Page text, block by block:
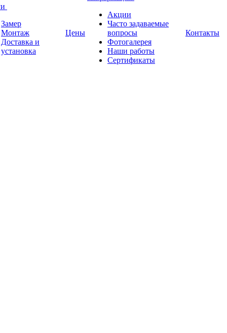
Замер
Монтаж
Доставка и
установка
Цены
Акции
Часто задаваемые
вопросы
Фотогалерея
Наши работы
Сертификаты
Контакты